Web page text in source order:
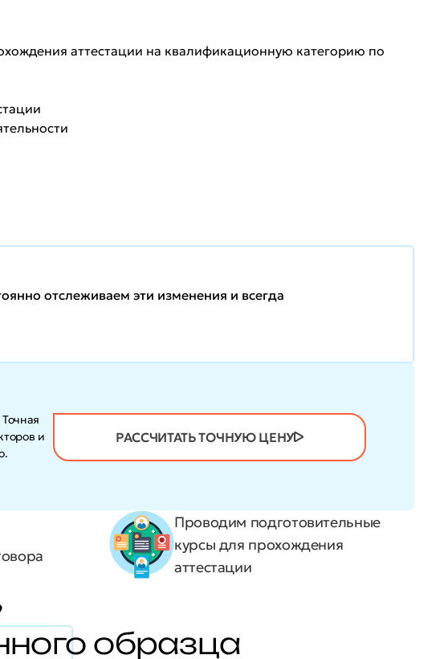
аттестации на квалификационную категорию по
отслеживаем эти изменения и всегда
и
РАССЧИТАТЬ ТОЧНУЮ ЦЕНУ
Проводим подготовительные
курсы для прохождения
аттестации
образца